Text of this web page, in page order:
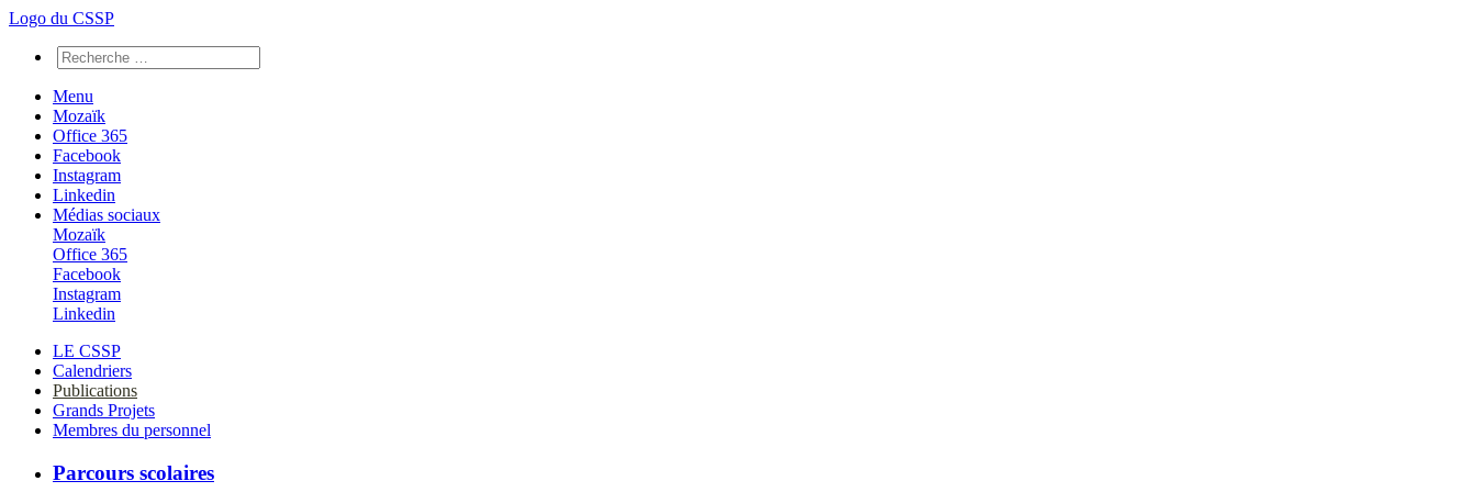
Logo du CSSP
Menu
Mozaïk
Office 365
Facebook
Instagram
Linkedin
Médias sociaux
Mozaïk
Office 365
Facebook
Instagram
Linkedin
LE CSSP
Calendriers
Publications
Grands Projets
Membres du personnel
Parcours scolaires